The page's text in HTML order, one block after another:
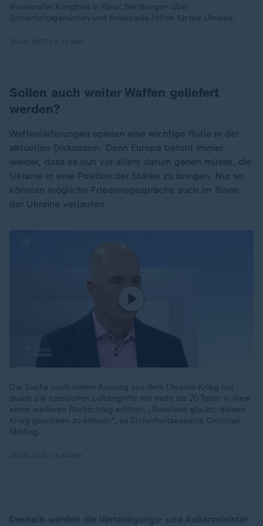
Vizekanzler Klingbeil in Kiew: Beratungen über
Sicherheitsgarantien und finanzielle Hilfen für die Ukraine.
Sollen auch weiter Waffen geliefert
werden?
Waffenlieferungen spielen eine wichtige Rolle in der
aktuellen Diskussion. Denn Europa betont immer
wieder, dass es nun vor allem darum gehen müsse, die
Ukraine in eine Position der Stärke zu bringen. Nur so
könnten mögliche Friedensgespräche auch im Sinne
der Ukraine verlaufen.
Die Suche nach einem Ausweg aus dem Ukraine-Krieg hat
durch die russischen Luftangriffe mit mehr als 20 Toten in Kiew
einen weiteren Rückschlag erlitten. „Russland glaubt, diesen
Krieg gewinnen zu können“, so Sicherheitsexperte Christian
Mölling.
Deshalb werden die Verteidigungs- und Außenminister